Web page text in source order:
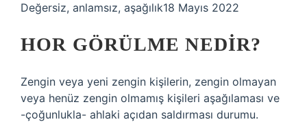
Değersiz, anlamsız, aşağılık18 Mayıs 2022
HOR GÖRÜLME NEDIR?
Zengin veya yeni zengin kişilerin, zengin olmayan
veya henüz zengin olmamış kişileri aşağılaması ve
-çoğunlukla- ahlaki açıdan saldırması durumu.